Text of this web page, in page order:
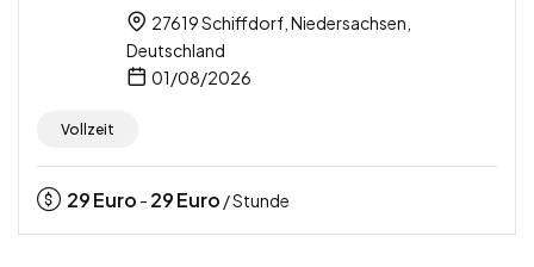
27619 Schiffdorf, Niedersachsen,
Deutschland
01/08/2026
Vollzeit
29Euro - 29Euro / Stunde